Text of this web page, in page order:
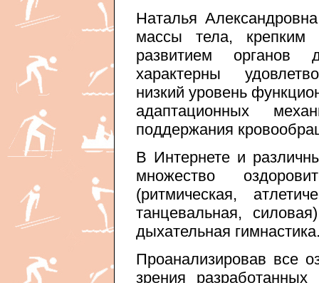
Наталья
массы тела, крепким
развитием
характерны
низкий уровень
адаптационных
поддержания
В Интернете и
множество
(ритмическая,
танцевальная,
дыхательная
Проанализировав все
зрения